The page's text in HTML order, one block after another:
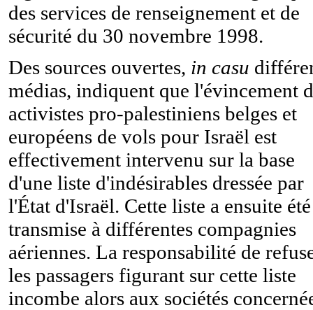
des services de renseignement et de
sécurité du 30 novembre 1998.
Des sources ouvertes, in casu
médias, indiquent que l'évincement
activistes pro-palestiniens belges et
européens de vols pour Israël est
effectivement intervenu sur la base
d'une liste d'indésirables dressée par
l'État d'Israël. Cette liste a ensuite été
transmise à différentes compagnies
aériennes. La responsabilité de
les passagers figurant sur cette liste
incombe alors aux sociétés